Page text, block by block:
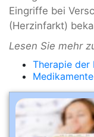
Eingriffe bei
(Herzinfarkt)
Lesen Sie mehr
Therapie der